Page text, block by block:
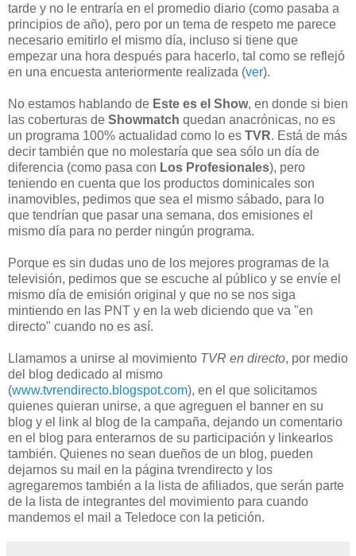
tarde y no le entraría en el promedio diario (como pasaba a
principios de año), pero por un tema de respeto me parece
necesario emitirlo el mismo día, incluso si tiene que
empezar una hora después para hacerlo, tal como se reflejó
en una encuesta anteriormente realizada (ver).
No estamos hablando de Este es el Show, en donde si bien
las coberturas de Showmatch quedan anacrónicas, no es
un programa 100% actualidad como lo es TVR. Está de más
decir también que no molestaría que sea sólo un día de
diferencia (como pasa con Los Profesionales), pero
teniendo en cuenta que los productos dominicales son
inamovibles, pedimos que sea el mismo sábado, para lo
que tendrían que pasar una semana, dos emisiones el
mismo día para no perder ningún programa.
Porque es sin dudas uno de los mejores programas de la
televisión, pedimos que se escuche al público y se envíe el
mismo día de emisión original y que no se nos siga
mintiendo en las PNT y en la web diciendo que va "en
directo" cuando no es así.
Llamamos a unirse al movimiento TVR en directo, por medio
del blog dedicado al mismo
(www.tvrendirecto.blogspot.com), en el que solicitamos
quienes quieran unirse, a que agreguen el banner en su
blog y el link al blog de la campaña, dejando un comentario
en el blog para enterarnos de su participación y linkearlos
también. Quienes no sean dueños de un blog, pueden
dejarnos su mail en la página tvrendirecto y los
agregaremos también a la lista de afiliados, que serán parte
de la lista de integrantes del movimiento para cuando
mandemos el mail a Teledoce con la petición.